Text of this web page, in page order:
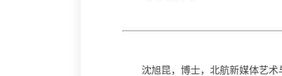
沈旭昆，博士，北航新媒体艺